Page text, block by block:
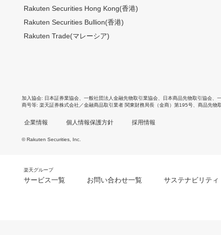
Rakuten Securities Hong Kong(香港)
Rakuten Securities Bullion(香港)
Rakuten Trade(マレーシア)
加入協会 日本証券業協会 一般社団法人金融先物取引業協会 日本商品先物取引協会
商号等 楽天証券株式会社／金融商品取引業者 関東財務局長（金商）第195号、商品先物
企業情報 個人情報保護方針 採用情報
© Rakuten Securities, Inc.
楽天グループ
サービス一覧 お問い合わせ一覧 サステナビリティ